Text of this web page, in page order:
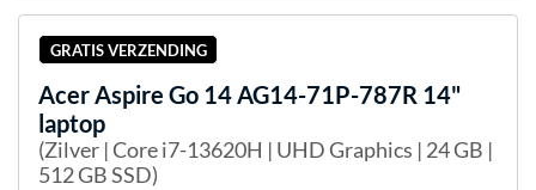
GRATIS VERZENDING
AcerAspire Go 14 AG14-71P-787R 14"
laptop
(Zilver | Core i7-13620H | UHD Graphics | 24 GB |
512 GB SSD)